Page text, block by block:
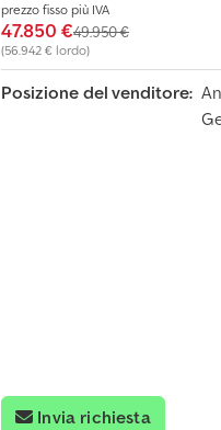
prezzo fisso più IVA
47.850 €49.950 €
(56.942 € lordo)
Posizione del venditore:
Invia richiesta